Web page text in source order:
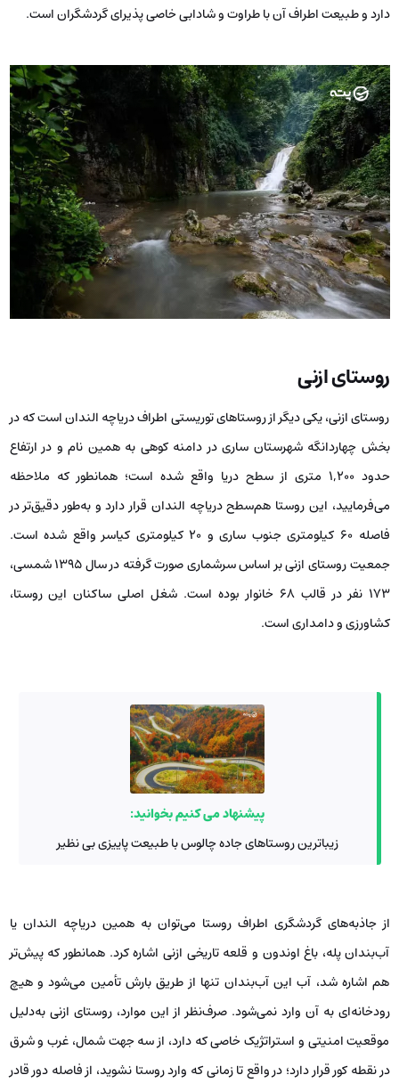
دارد و طبیعت اطراف آن با طراوت و شادابی خاصی پذیرای گردشگران است.
روستای ازنی
روستای ازنی، یکی دیگر از روستاهای توریستی اطراف دریاچه الندان است که در
بخش چهاردانگه شهرستان ساری در دامنه کوهی به همین نام و در ارتفاع
حدود ۱,۲۰۰ متری از سطح دریا واقع شده است؛ همانطور که ملاحظه
می‌فرمایید، این روستا هم‌سطح دریاچه الندان قرار دارد و به‌طور دقیق‌تر در
فاصله ۶۰ کیلومتری جنوب ساری و ۲۰ کیلومتری کیاسر واقع شده است.
جمعیت روستای ازنی بر اساس سرشماری صورت گرفته در سال ۱۳۹۵ شمسی،
۱۷۳ نفر در قالب ۶۸ خانوار بوده است. شغل اصلی ساکنان این روستا،
کشاورزی و دامداری است.
پیشنهاد می کنیم بخوانید:
زیباترین روستاهای جاده چالوس با طبیعت پاییزی بی نظیر
از جاذبه‌های گردشگری اطراف روستا می‌توان به همین دریاچه الندان یا
آب‌بندان پله، باغ اوندون و قلعه تاریخی ازنی اشاره کرد. همانطور که پیش‌تر
هم اشاره شد، آب این آب‌بندان تنها از طریق بارش تأمین می‌شود و هیچ
رودخانه‌ای به آن وارد نمی‌شود. صرف‌نظر از این موارد، روستای ازنی به‌دلیل
موقعیت امنیتی و استراتژیک خاصی که دارد، از سه جهت شمال، غرب و شرق
در نقطه کور قرار دارد؛ در واقع تا زمانی که وارد روستا نشوید، از فاصله دور قادر